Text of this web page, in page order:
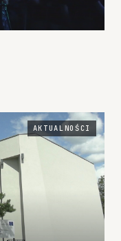
AKTUALNOŚCI